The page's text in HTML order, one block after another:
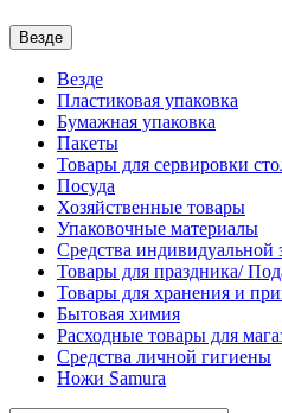
Везде
Везде
Пластиковая упаковка
Бумажная упаковка
Пакеты
Товары для сервировки
Посуда
Хозяйственные товары
Упаковочные материалы
Средства индивидуальной
Товары для праздника/
Товары для хранения и
Бытовая химия
Расходные товары для
Средства личной гигиены
Ножи Samura